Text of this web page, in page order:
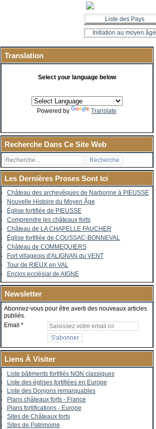
Liste des Pays
Initiation au moyen âge
Translation
Select your language below
Powered by Translate
Recherche Dans Ce Site Web
Les Dernières Proses Sont Ici
Château des archevêques de Narbonne à PIEUSSE
Nouvelle Histoire du Moyen Âge
Église fortifiée de PIEUSSE
Comprendre les châteaux forts
Château de LA CHAPELLE FAUCHER
Église fortifiée de COUSSAC-BONNEVAL
Château de COMMEQUIERS
Fort villageois d'ALIGNAN du VENT
Tour de RIEUX en VAL
Enclos ecclésial de AIGNE
Newsletter
Abonnez-vous pour être averti des nouveaux articles
publiés.
Email
Liens À Visiter
Liste bâtiments fortifiés NON classiques
Liste des églises fortifiées en Europe
Liste des Donjons remarquables
Plans châteaux forts - France
Plans fortifications - Europe
Sites de Châteaux forts
Sites de Patrimoine